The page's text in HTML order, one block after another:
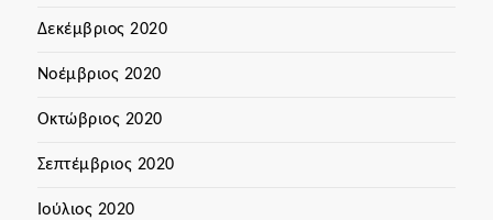
Δεκέμβριος 2020
Νοέμβριος 2020
Οκτώβριος 2020
Σεπτέμβριος 2020
Ιούλιος 2020